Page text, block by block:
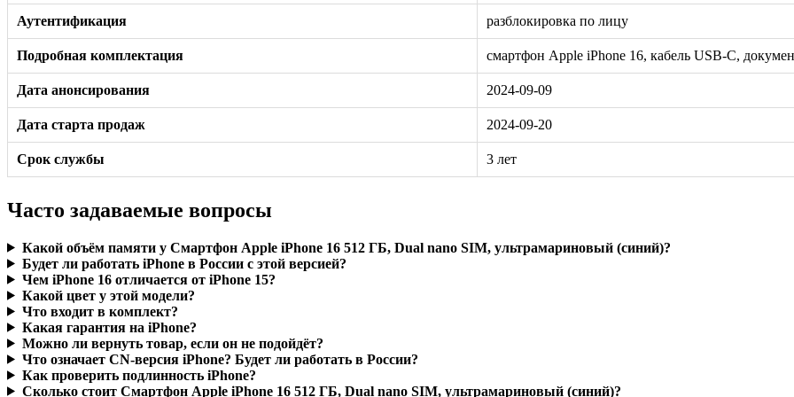
Аутентификация разблокировка по лицу
Подробная комплектация смартфон Apple iPhone 16, кабель USB-C,
Дата анонсирования 2024-09-09
Дата старта продаж 2024-09-20
Срок службы 3 лет
Часто задаваемые вопросы
Какой объём памяти у Смартфон Apple iPhone 16 512 ГБ, Dual nano SIM, ультрамариновый (синий)?
Будет ли работать iPhone в России с этой версией?
Чем iPhone 16 отличается от iPhone 15?
Какой цвет у этой модели?
Что входит в комплект?
Какая гарантия на iPhone?
Можно ли вернуть товар, если он не подойдёт?
Что означает CN-версия iPhone? Будет ли работать в России?
Как проверить подлинность iPhone?
Сколько стоит Смартфон Apple iPhone 16 512 ГБ, Dual nano SIM, ультрамариновый (синий)?